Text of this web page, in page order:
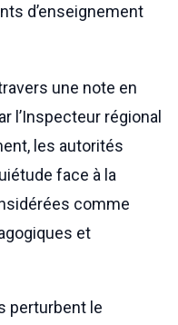
d’enseignement
une note en
l’Inspecteur régional
les autorités
face à la
comme
et
perturbent le